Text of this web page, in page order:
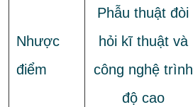
Nhược
điểm
Phẫu thuật đòi
hỏi kĩ thuật và
công nghệ trình
độ cao